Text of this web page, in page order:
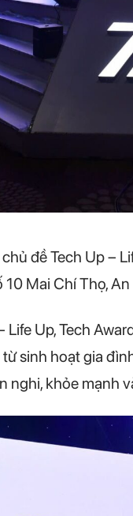
đề Tech Up –
Mai Chí Thọ, An
Life Up, Tech
sinh hoạt gia
nghi, khỏe mạnh